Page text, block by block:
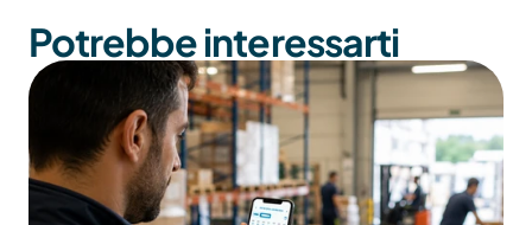
Potrebbe interessarti